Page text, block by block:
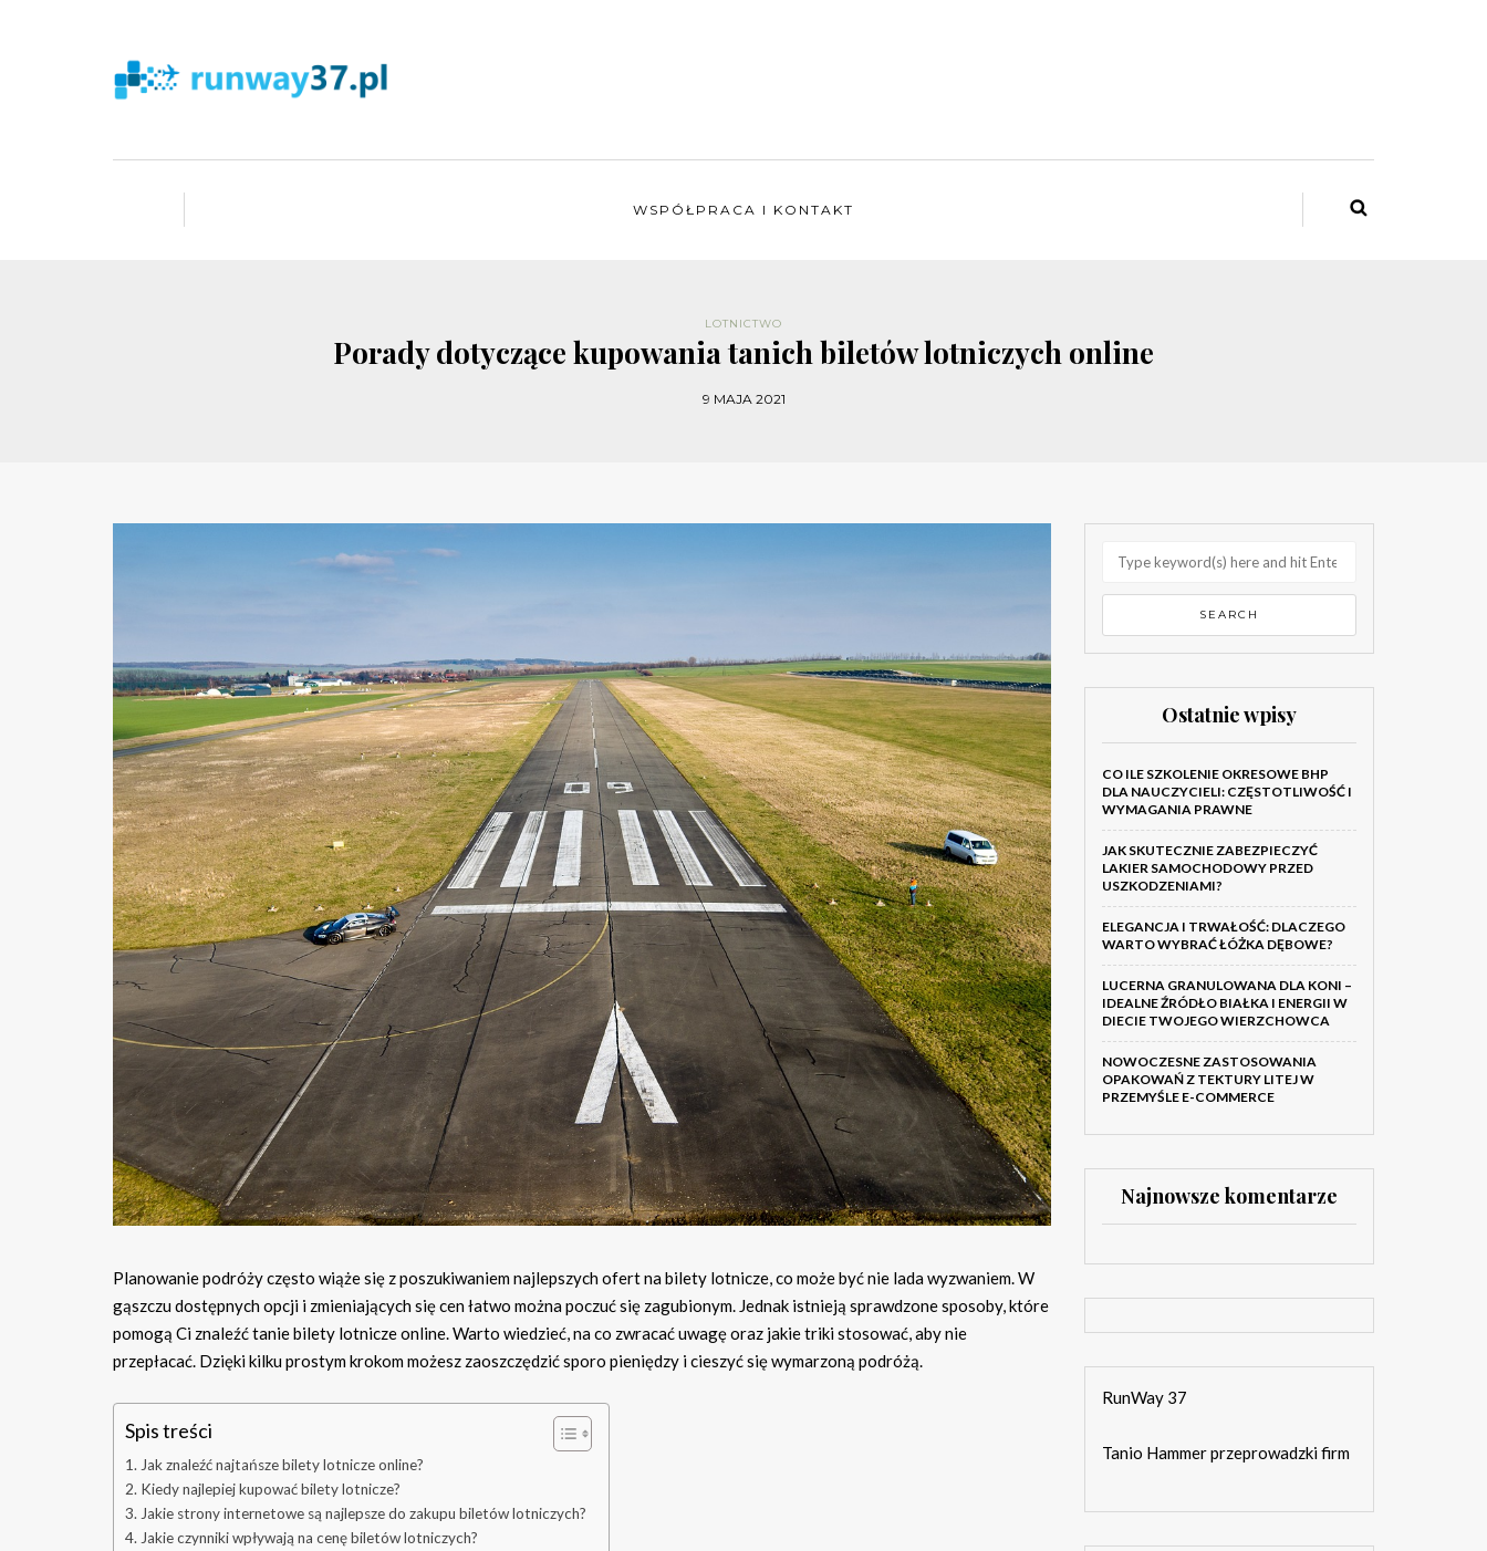
WSPÓŁPRACA I KONTAKT
LOTNICTWO
Porady dotyczące kupowania tanich biletów lotniczych online
9 MAJA 2021
Planowanie podróży często wiąże się z poszukiwaniem najlepszych ofert na bilety lotnicze, co może być nie lada wyzwaniem. W
gąszczu dostępnych opcji i zmieniających się cen łatwo można poczuć się zagubionym. Jednak istnieją sprawdzone sposoby, które
pomogą Ci znaleźć tanie bilety lotnicze online. Warto wiedzieć, na co zwracać uwagę oraz jakie triki stosować, aby nie
przepłacać. Dzięki kilku prostym krokom możesz zaoszczędzić sporo pieniędzy i cieszyć się wymarzoną podróżą.
Spis treści
Jak znaleźć najtańsze bilety lotnicze online?
Kiedy najlepiej kupować bilety lotnicze?
Jakie strony internetowe są najlepsze do zakupu biletów lotniczych?
Jakie czynniki wpływają na cenę biletów lotniczych?
Ostatnie wpisy
CO ILE SZKOLENIE OKRESOWE BHP
DLA NAUCZYCIELI: CZĘSTOTLIWOŚĆ I
WYMAGANIA PRAWNE
JAK SKUTECZNIE ZABEZPIECZYĆ
LAKIER SAMOCHODOWY PRZED
USZKODZENIAMI?
ELEGANCJA I TRWAŁOŚĆ: DLACZEGO
WARTO WYBRAĆ ŁÓŻKA DĘBOWE?
LUCERNA GRANULOWANA DLA KONI –
IDEALNE ŹRÓDŁO BIAŁKA I ENERGII W
DIECIE TWOJEGO WIERZCHOWCA
NOWOCZESNE ZASTOSOWANIA
OPAKOWAŃ Z TEKTURY LITEJ W
PRZEMYŚLE E-COMMERCE
Najnowsze komentarze
RunWay 37
Tanio Hammer przeprowadzki firm